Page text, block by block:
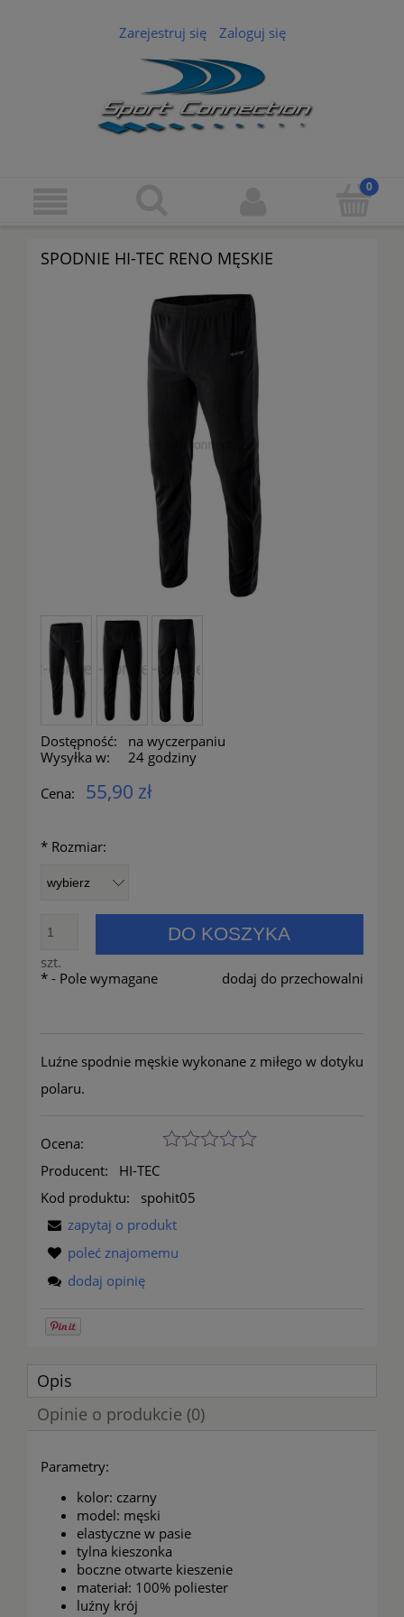
Zarejestruj się Zaloguj się
SPODNIE HI-TEC RENO MĘSKIE
Dostępność:
na wyczerpaniu
Wysyłka w:
24 godziny
Cena:
55,90 zł
* Rozmiar:
szt.
DO KOSZYKA
dodaj do przechowalni
* - Pole wymagane
Luźne spodnie męskie wykonane z miłego w dotyku
polaru.
Ocena:
Producent:
HI-TEC
Kod produktu:
spohit05
zapytaj o produkt
poleć znajomemu
dodaj opinię
Opis
Opinie o produkcie (0)
Parametry:
kolor: czarny
model: męski
elastyczne w pasie
tylna kieszonka
boczne otwarte kieszenie
materiał: 100% poliester
luźny krój